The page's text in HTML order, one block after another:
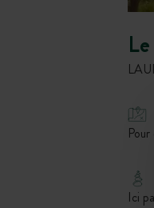
Ici